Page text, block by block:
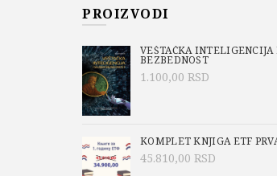
PROIZVODI
VEŠTAČKA INTELIGENCIJA
BEZBEDNOST
1.100,00 RSD
KOMPLET KNJIGA ETF
45.810,00 RSD